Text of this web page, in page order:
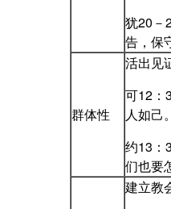
犹20－
告，保
群体性
活出见
可12：
人如己
约13：
们也要
建立教